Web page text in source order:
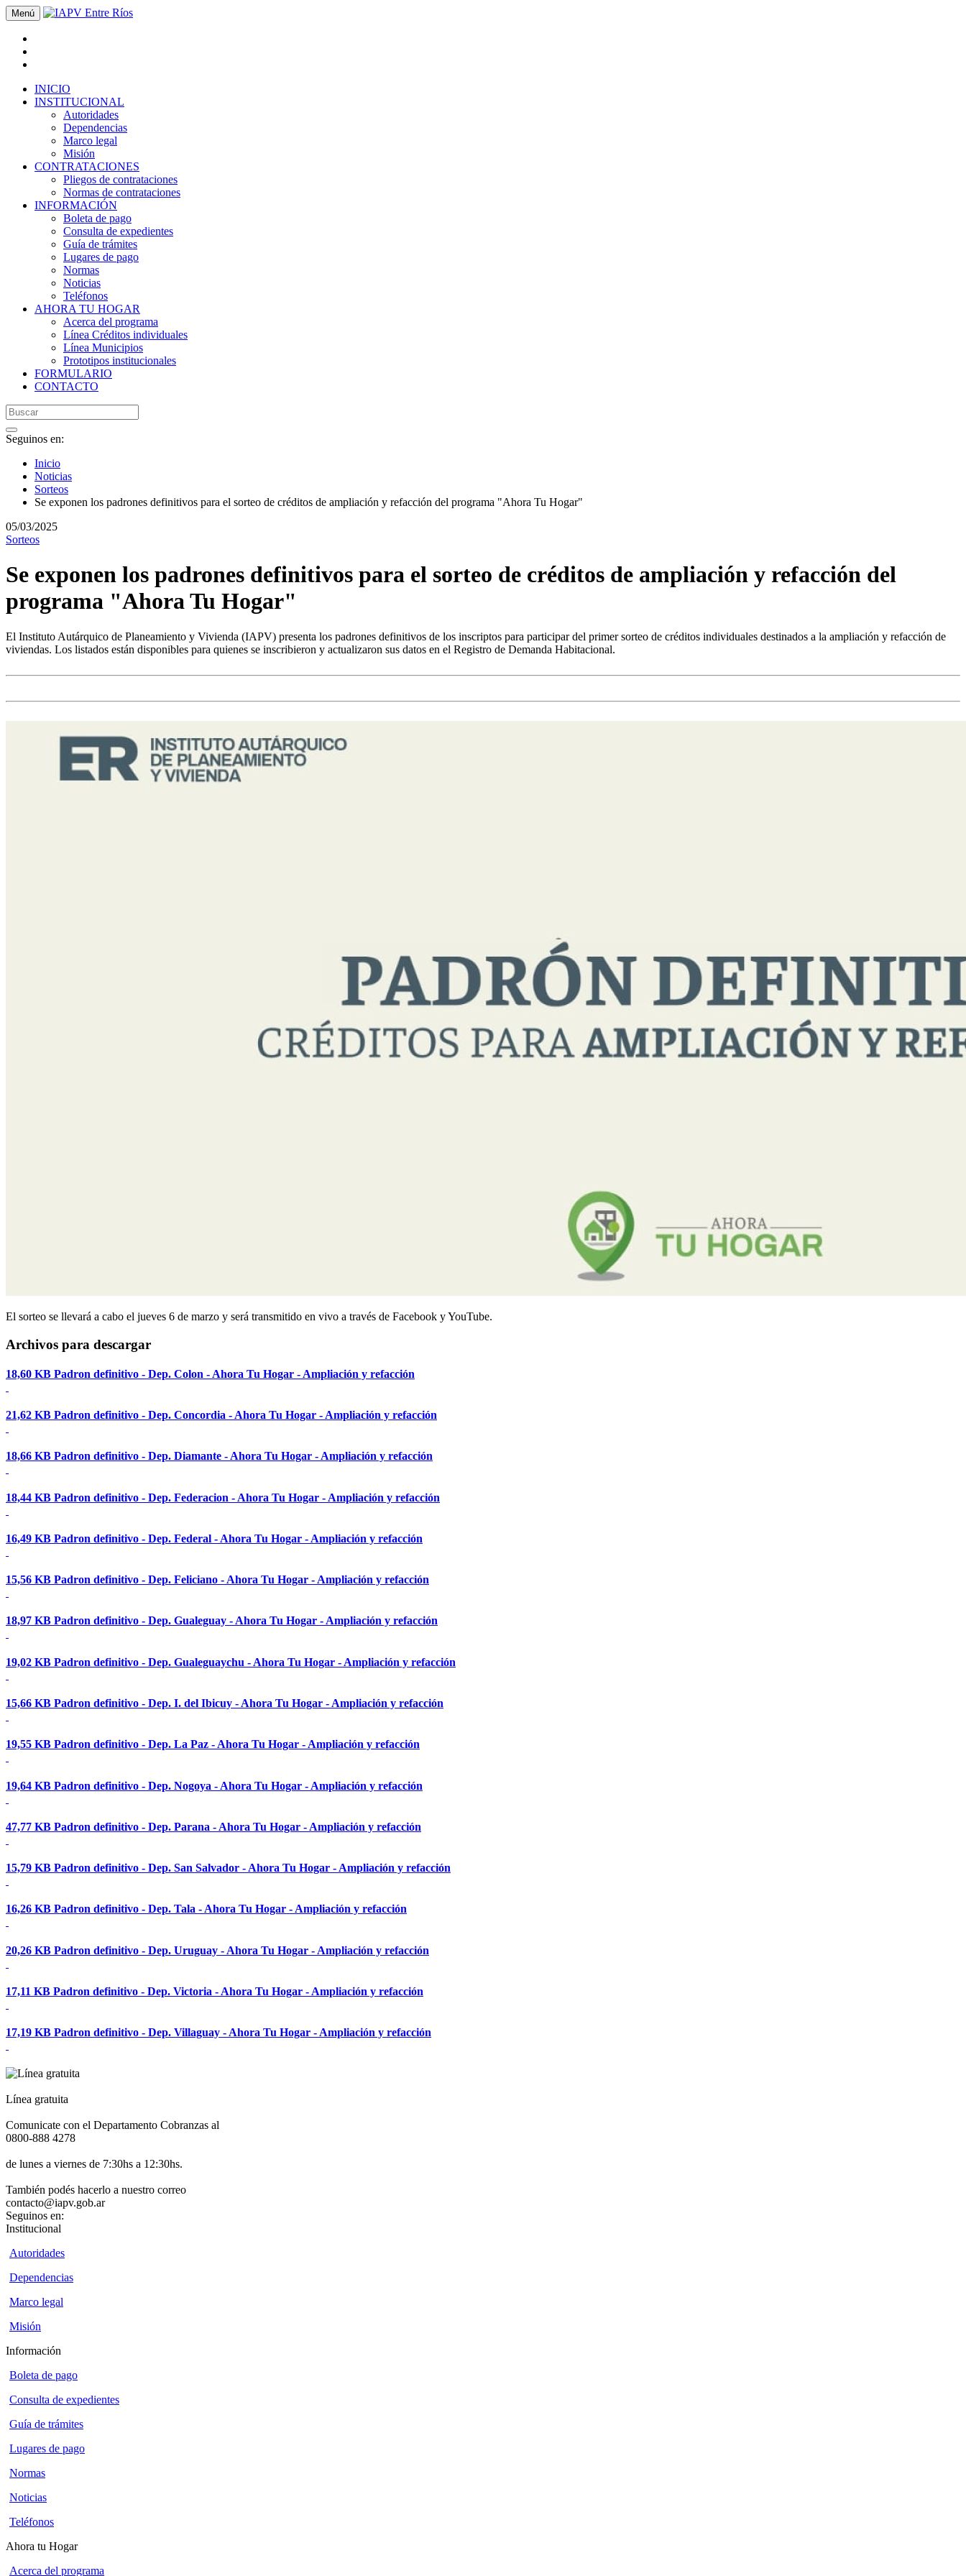
Menú
INICIO
INSTITUCIONAL
Autoridades
Dependencias
Marco legal
Misión
CONTRATACIONES
Pliegos de contrataciones
Normas de contrataciones
INFORMACIÓN
Boleta de pago
Consulta de expedientes
Guía de trámites
Lugares de pago
Normas
Noticias
Teléfonos
AHORA TU HOGAR
Acerca del programa
Línea Créditos individuales
Línea Municipios
Prototipos institucionales
FORMULARIO
CONTACTO
Seguinos en:
Inicio
Noticias
Sorteos
Se exponen los padrones definitivos para el sorteo de créditos de ampliación y refacción del programa "Ahora Tu Hogar"
05/03/2025
Sorteos
Se exponen los padrones definitivos para el sorteo de créditos de ampliación y refacción del
programa "Ahora Tu Hogar"
El Instituto Autárquico de Planeamiento y Vivienda (IAPV) presenta los padrones definitivos de los inscriptos para participar del primer sorteo de créditos individuales destinados a la ampliación y refacción de
viviendas. Los listados están disponibles para quienes se inscribieron y actualizaron sus datos en el Registro de Demanda Habitacional.
El sorteo se llevará a cabo el jueves 6 de marzo y será transmitido en vivo a través de Facebook y YouTube.
Archivos para descargar
18,60 KB Padron definitivo - Dep. Colon - Ahora Tu Hogar - Ampliación y refacción
21,62 KB Padron definitivo - Dep. Concordia - Ahora Tu Hogar - Ampliación y refacción
18,66 KB Padron definitivo - Dep. Diamante - Ahora Tu Hogar - Ampliación y refacción
18,44 KB Padron definitivo - Dep. Federacion - Ahora Tu Hogar - Ampliación y refacción
16,49 KB Padron definitivo - Dep. Federal - Ahora Tu Hogar - Ampliación y refacción
15,56 KB Padron definitivo - Dep. Feliciano - Ahora Tu Hogar - Ampliación y refacción
18,97 KB Padron definitivo - Dep. Gualeguay - Ahora Tu Hogar - Ampliación y refacción
19,02 KB Padron definitivo - Dep. Gualeguaychu - Ahora Tu Hogar - Ampliación y refacción
15,66 KB Padron definitivo - Dep. I. del Ibicuy - Ahora Tu Hogar - Ampliación y refacción
19,55 KB Padron definitivo - Dep. La Paz - Ahora Tu Hogar - Ampliación y refacción
19,64 KB Padron definitivo - Dep. Nogoya - Ahora Tu Hogar - Ampliación y refacción
47,77 KB Padron definitivo - Dep. Parana - Ahora Tu Hogar - Ampliación y refacción
15,79 KB Padron definitivo - Dep. San Salvador - Ahora Tu Hogar - Ampliación y refacción
16,26 KB Padron definitivo - Dep. Tala - Ahora Tu Hogar - Ampliación y refacción
20,26 KB Padron definitivo - Dep. Uruguay - Ahora Tu Hogar - Ampliación y refacción
17,11 KB Padron definitivo - Dep. Victoria - Ahora Tu Hogar - Ampliación y refacción
17,19 KB Padron definitivo - Dep. Villaguay - Ahora Tu Hogar - Ampliación y refacción
Línea gratuita
Comunicate con el Departamento Cobranzas al
0800-888 4278
de lunes a viernes de 7:30hs a 12:30hs.
También podés hacerlo a nuestro correo
contacto@iapv.gob.ar
Seguinos en:
Institucional
Autoridades
Dependencias
Marco legal
Misión
Información
Boleta de pago
Consulta de expedientes
Guía de trámites
Lugares de pago
Normas
Noticias
Teléfonos
Ahora tu Hogar
Acerca del programa